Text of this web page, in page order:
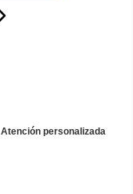
Atención personalizada